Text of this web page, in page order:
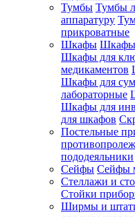
Тумбы Тумбы
аппаратуру
прикроватные
Шкафы Шкафы
Шкафы для
медикаментов
Шкафы для
лабораторные
Шкафы для
для шкафов
Постельные
пододеяльники
Сейфы Сейфы
Стеллажи и
Стойки
Ширмы и